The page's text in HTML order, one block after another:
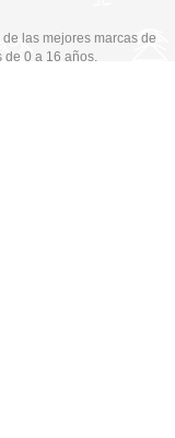
las mejores marcas de
0 a 16 años.